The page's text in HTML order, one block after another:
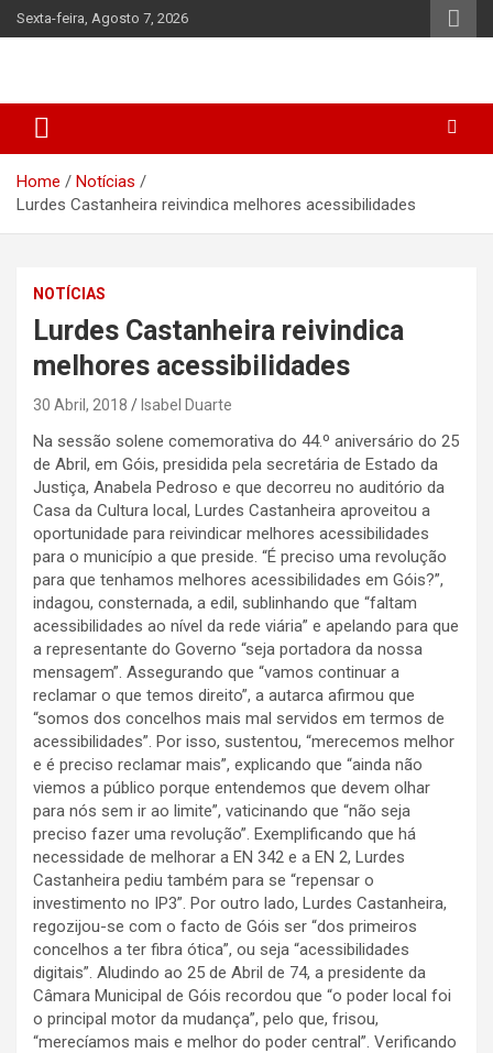
Skip
to
Sexta-feira, Agosto 7, 2026
Home
Notícias
Lurdes Castanheira reivindica melhores acessibilidades
NOTÍCIAS
Lurdes Castanheira reivindica
melhores acessibilidades
30 Abril, 2018 Isabel Duarte
Na sessão solene comemorativa do 44.º aniversário do 25
de Abril, em Góis, presidida pela secretária de Estado da
Justiça, Anabela Pedroso e que decorreu no auditório da
Casa da Cultura local, Lurdes Castanheira aproveitou a
oportunidade para reivindicar melhores acessibilidades
para o município a que preside. “É preciso uma revolução
para que tenhamos melhores acessibilidades em Góis?”,
indagou, consternada, a edil, sublinhando que “faltam
acessibilidades ao nível da rede viária” e apelando para que
a representante do Governo “seja portadora da nossa
mensagem”. Assegurando que “vamos continuar a
reclamar o que temos direito”, a autarca afirmou que
“somos dos concelhos mais mal servidos em termos de
acessibilidades”. Por isso, sustentou, “merecemos melhor
e é preciso reclamar mais”, explicando que “ainda não
viemos a público porque entendemos que devem olhar
para nós sem ir ao limite”, vaticinando que “não seja
preciso fazer uma revolução”. Exemplificando que há
necessidade de melhorar a EN 342 e a EN 2, Lurdes
Castanheira pediu também para se “repensar o
investimento no IP3”. Por outro lado, Lurdes Castanheira,
regozijou-se com o facto de Góis ser “dos primeiros
concelhos a ter fibra ótica”, ou seja “acessibilidades
digitais”. Aludindo ao 25 de Abril de 74, a presidente da
Câmara Municipal de Góis recordou que “o poder local foi
o principal motor da mudança”, pelo que, frisou,
“merecíamos mais e melhor do poder central”. Verificando